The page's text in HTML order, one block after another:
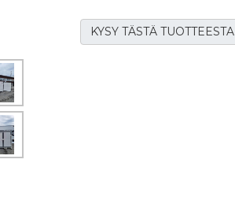
KYSY TÄSTÄ TUOTTEESTA